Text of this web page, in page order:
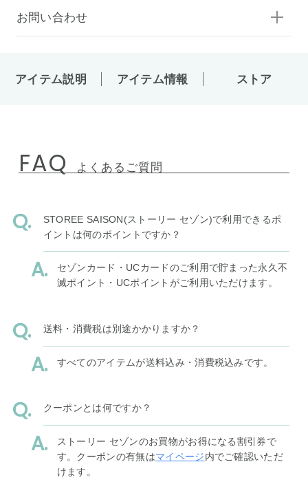
お問い合わせ
アイテム説明 アイテム情報 ストア
FAQ よくあるご質問
STOREE SAISON(ストーリー セゾン)で利用できるポ
イントは何のポイントですか？
セゾンカード・UCカードのご利用で貯まった永久不
滅ポイント・UCポイントがご利用いただけます。
送料・消費税は別途かかりますか？
すべてのアイテムが送料込み・消費税込みです。
クーポンとは何ですか？
ストーリー セゾンのお買物がお得になる割引券で
す。クーポンの有無はマイページ内でご確認いただ
けます。